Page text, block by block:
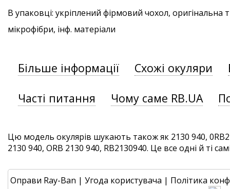
В упаковці: укріплений фірмовий чохол, оригінальна
мікрофібри, інф. матеріали
Більше інформації Схожі окуляри
Часті питання Чому саме RB.UA
Цю модель окулярів шукають також як 2130 940,
2130 940, ORB 2130 940, RB2130940. Це все одні й ті
Оправи Ray-Ban | Угода користувача | Політика